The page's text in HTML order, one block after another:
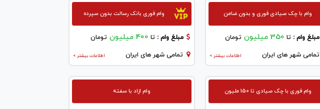
وام با چک صیادی فوری و بدون ضامن
مبلغ وام : تا 350 میلیون تومان
اطلاعات بیشتر > تمامی شهر های ایران
وام فوری بانک رسالت بدون سپرده
مبلغ وام :تا 400 میلیون تومان
اطلاعات بیشتر > تمامی شهر های ایران
وام فوری با چک صیادی تا 150 ملیون وام ازاد با سفته